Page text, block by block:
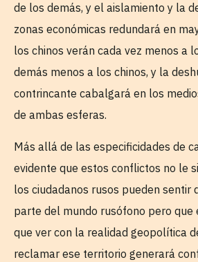
de los demás, y el aislamiento y la
zonas económicas redundará en
los chinos verán cada vez menos a
demás menos a los chinos, y la
contrincante cabalgará en los
de ambas esferas.
Más allá de las especificidades de
evidente que estos conflictos no le
los ciudadanos rusos pueden sentir
parte del mundo rusófono pero que
que ver con la realidad geopolítica
reclamar ese territorio generará